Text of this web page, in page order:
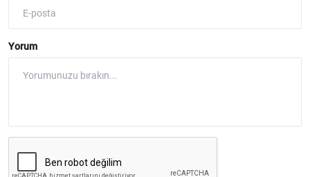
Yorum